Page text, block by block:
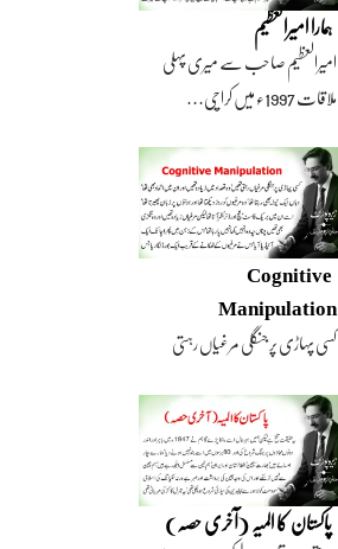
ہمارا امیرالعظیم
امیرالعظیم صاحب سے میری پہلی
ملاقات 1997ء میں کراچی…
Cognitive
Manipulation
کسی پہاڑی پر جنگلی مرغیاں رہتی
پاکستان کا المیہ (آخری حصہ)